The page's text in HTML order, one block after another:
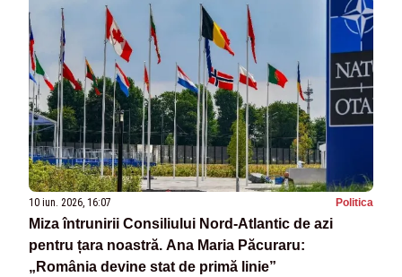
10 iun. 2026, 16:07 Politica
Miza întrunirii Consiliului Nord-Atlantic de azi
pentru țara noastră. Ana Maria Păcuraru:
„România devine stat de primă linie”